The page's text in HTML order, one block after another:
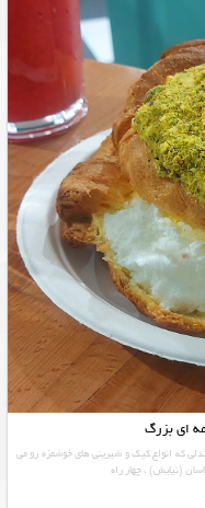
ای بزرگ
که انواع کیک و شیرینی های خوشمزه رو می
(نیایش) ، چهار راه